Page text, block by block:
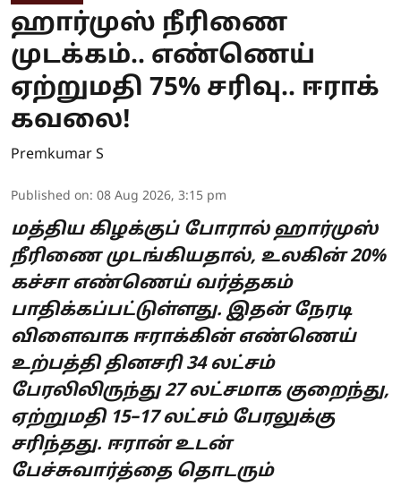
ஹார்முஸ் நீரிணை
முடக்கம்.. எண்ணெய்
ஏற்றுமதி 75% சரிவு.. ஈராக்
கவலை!
Premkumar S
Published on: 08 Aug 2026, 3:15 pm
மத்திய கிழக்குப் போரால் ஹார்முஸ்
நீரிணை முடங்கியதால், உலகின் 20%
கச்சா எண்ணெய் வர்த்தகம்
பாதிக்கப்பட்டுள்ளது. இதன் நேரடி
விளைவாக ஈராக்கின் எண்ணெய்
உற்பத்தி தினசரி 34 லட்சம்
பேரலிலிருந்து 27 லட்சமாக குறைந்து,
ஏற்றுமதி 15–17 லட்சம் பேரலுக்கு
சரிந்தது. ஈரான் உடன்
பேச்சுவார்த்தை தொடரும்